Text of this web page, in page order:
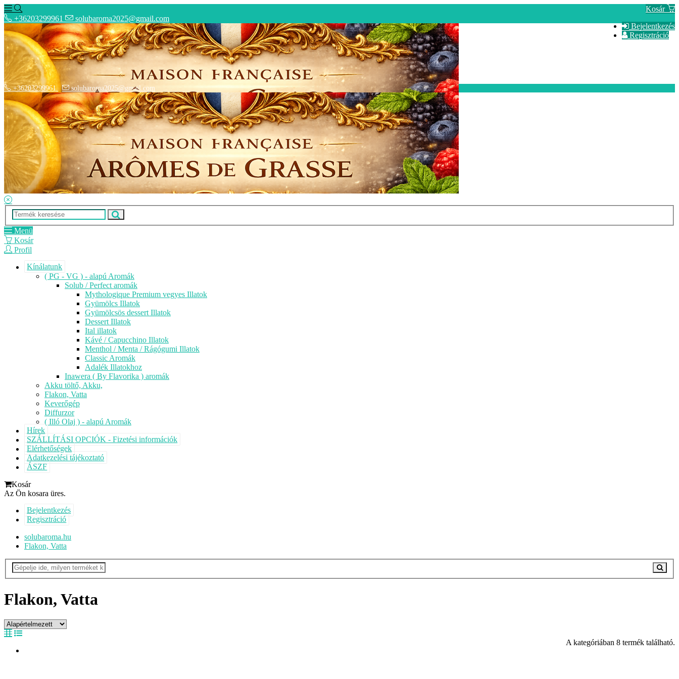
Kosár
Bejelentkezés
Regisztráció
+36203299961 solubaroma2025@gmail.com
Hírek
SZÁLLÍTÁSI OPCIÓK - Fizetési információk
Elérhetőségek
Adatkezelési tájékoztató
ÁSZF
+36203299961 solubaroma2025@gmail.com
Menü
Kosár
Profil
Kínálatunk
( PG - VG ) - alapú Aromák
Solub / Perfect aromák
Mythologique Premium vegyes Illatok
Gyümölcs Illatok
Gyümölcsös dessert Illatok
Dessert Illatok
Ital illatok
Kávé / Capucchino Illatok
Menthol / Menta / Rágógumi Illatok
Classic Aromák
Adalék Illatokhoz
Inawera ( By Flavorika ) aromák
Akku töltő, Akku,
Flakon, Vatta
Keverőgép
Diffurzor
( Illó Olaj ) - alapú Aromák
Hírek
SZÁLLÍTÁSI OPCIÓK - Fizetési információk
Elérhetőségek
Adatkezelési tájékoztató
ÁSZF
Kosár
Az Ön kosara üres.
Bejelentkezés
Regisztráció
solubaroma.hu
Flakon, Vatta
Flakon, Vatta
A kategóriában 8 termék található.